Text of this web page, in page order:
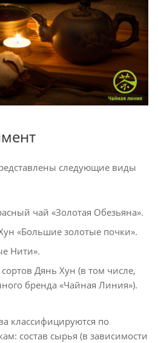
следующие виды
чай «Золотая Обезьяна».
«Большие золотые почки».
Нити».
Дянь Хун (в том числе,
бренда «Чайная Линия»).
классифицируются по
состав сырья (в зависимости